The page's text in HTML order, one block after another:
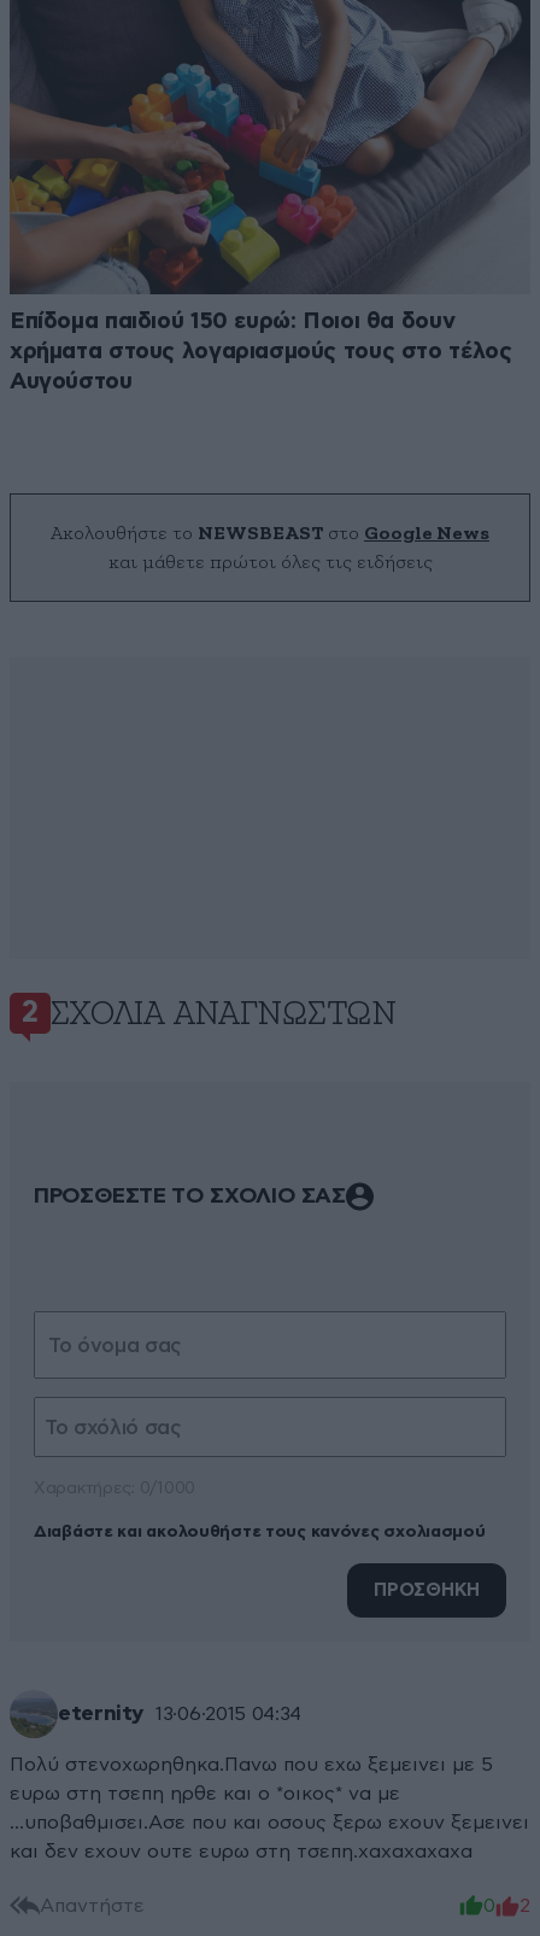
Επίδομα παιδιού 150 ευρώ: Ποιοι θα δουν
χρήματα στους λογαριασμούς τους στο τέλος
Αυγούστου
Ακολουθήστε το NEWSBEAST στο Google News
και μάθετε πρώτοι όλες τις ειδήσεις
2 ΣΧΌΛΙΑ ΑΝΑΓΝΩΣΤΏΝ
ΠΡΟΣΘΕΣΤΕ ΤΟ ΣΧΟΛΙΟ ΣΑΣ
Διαβάστε και ακολουθήστε τους κανόνες σχολιασμού
ΠΡΟΣΘΗΚΗ
eternity 13·06·2015 04:34
Πολύ στενοχωρηθηκα.Πανω που εχω ξεμεινει με 5
ευρω στη τσεπη ηρθε και ο *οικος* να με
...υποβαθμισει.Ασε που και οσους ξερω εχουν ξεμεινει
και δεν εχουν ουτε ευρω στη τσεπη.χαχαχαχαχα
Απαντήστε 0 2